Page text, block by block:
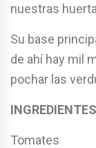
nuestras
Su base
de ahí hay mil
pochar las
INGREDIENTES
Tomates